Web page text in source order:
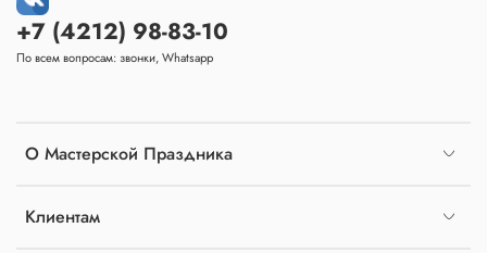
О Мастерской Праздника
Клиентам
+7 (4212) 98-83-10
По всем вопросам: звонки, Whatsapp